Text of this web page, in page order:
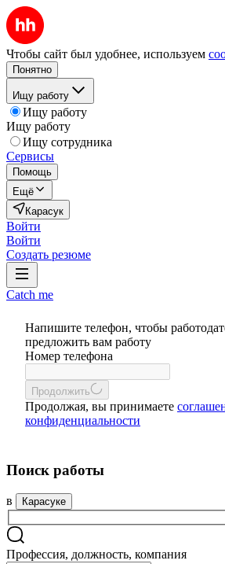
Чтобы сайт был удобнее, используем
Понятно
Ищу работу
Ищу работу
Ищу работу
Ищу сотрудника
Сервисы
Помощь
Ещё
Карасук
Войти
Войти
Создать резюме
Catch me
Напишите телефон, чтобы
предложить вам работу
Номер телефона
Продолжить
Продолжая, вы принимаете
конфиденциальности
Поиск работы
в Карасуке
Профессия, должность, компания